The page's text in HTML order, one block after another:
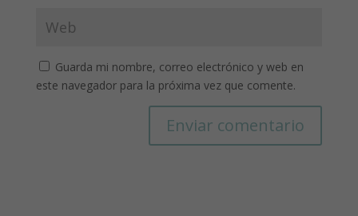
Guarda mi nombre, correo electrónico y web en
este navegador para la próxima vez que comente.